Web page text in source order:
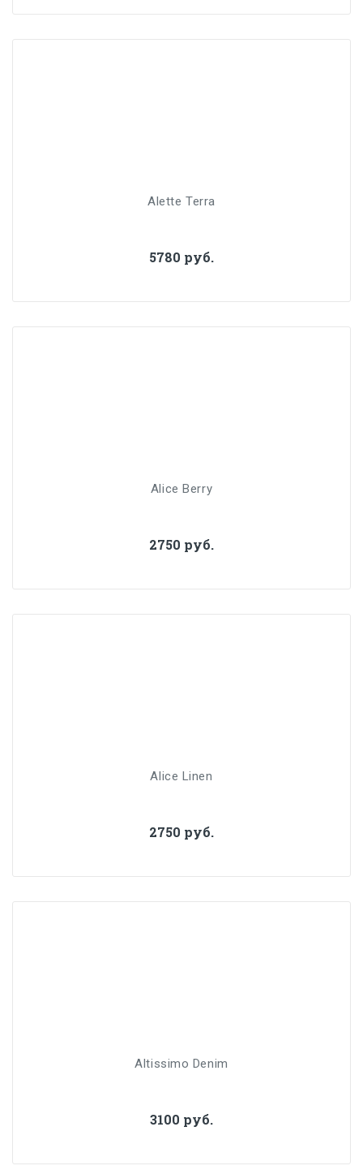
Alette Terra
5780 руб.
Alice Berry
2750 руб.
Alice Linen
2750 руб.
Altissimo Denim
3100 руб.